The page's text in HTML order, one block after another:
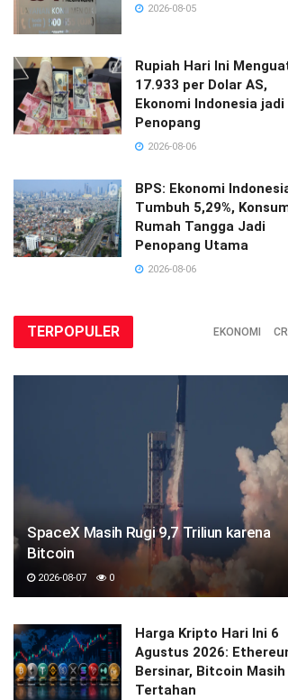
2026-08-05
Rupiah Hari Ini
17.933 per Dolar AS,
Ekonomi Indonesia jadi
Penopang
2026-08-06
BPS: Ekonomi
Tumbuh 5,29%,
Rumah Tangga Jadi
Penopang Utama
2026-08-06
TERPOPULER EKONOMI
SpaceX Masih Rugi 9,7 Triliun karena
Bitcoin
2026-08-07 0
Harga Kripto Hari Ini 6
Agustus 2026:
Bersinar, Bitcoin Masih
Tertahan